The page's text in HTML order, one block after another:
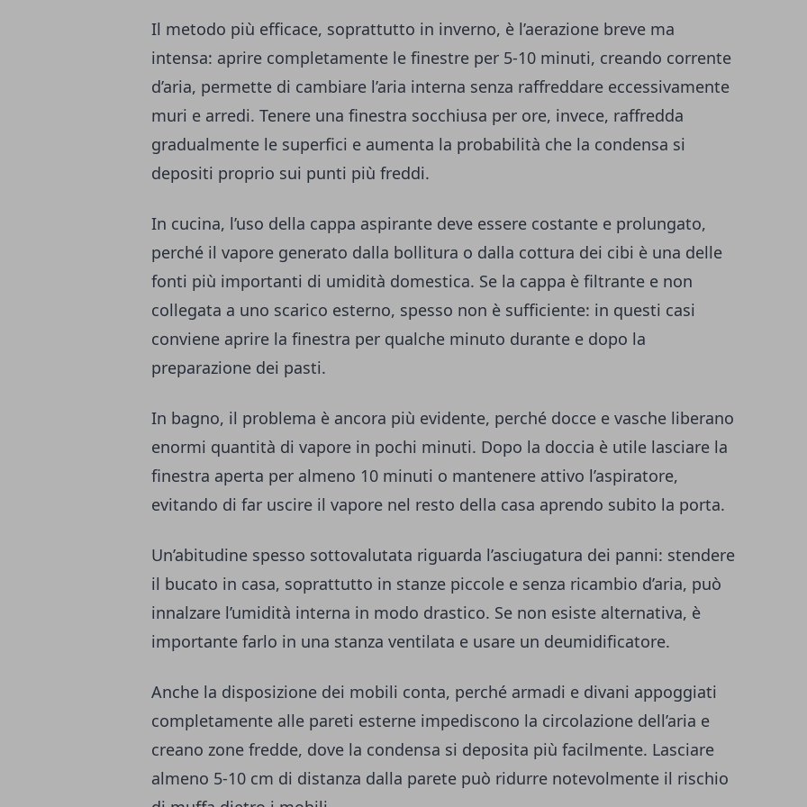
Il metodo più efficace, soprattutto in inverno, è l’aerazione breve ma
intensa: aprire completamente le finestre per 5-10 minuti, creando corrente
d’aria, permette di cambiare l’aria interna senza raffreddare eccessivamente
muri e arredi. Tenere una finestra socchiusa per ore, invece, raffredda
gradualmente le superfici e aumenta la probabilità che la condensa si
depositi proprio sui punti più freddi.
In cucina, l’uso della cappa aspirante deve essere costante e prolungato,
perché il vapore generato dalla bollitura o dalla cottura dei cibi è una delle
fonti più importanti di umidità domestica. Se la cappa è filtrante e non
collegata a uno scarico esterno, spesso non è sufficiente: in questi casi
conviene aprire la finestra per qualche minuto durante e dopo la
preparazione dei pasti.
In bagno, il problema è ancora più evidente, perché docce e vasche liberano
enormi quantità di vapore in pochi minuti. Dopo la doccia è utile lasciare la
finestra aperta per almeno 10 minuti o mantenere attivo l’aspiratore,
evitando di far uscire il vapore nel resto della casa aprendo subito la porta.
Un’abitudine spesso sottovalutata riguarda l’asciugatura dei panni: stendere
il bucato in casa, soprattutto in stanze piccole e senza ricambio d’aria, può
innalzare l’umidità interna in modo drastico. Se non esiste alternativa, è
importante farlo in una stanza ventilata e usare un deumidificatore.
Anche la disposizione dei mobili conta, perché armadi e divani appoggiati
completamente alle pareti esterne impediscono la circolazione dell’aria e
creano zone fredde, dove la condensa si deposita più facilmente. Lasciare
almeno 5-10 cm di distanza dalla parete può ridurre notevolmente il rischio